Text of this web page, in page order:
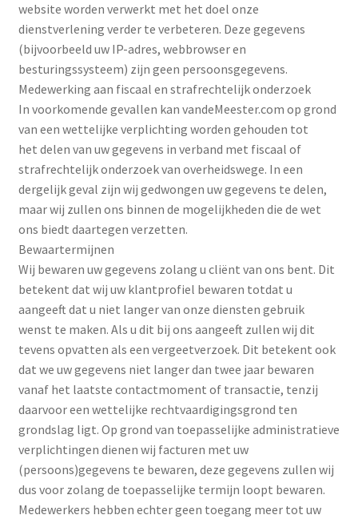
website worden verwerkt met het doel onze
dienstverlening verder te verbeteren. Deze gegevens
(bijvoorbeeld uw IP-adres, webbrowser en
besturingssysteem) zijn geen persoonsgegevens.
Medewerking aan fiscaal en strafrechtelijk onderzoek
In voorkomende gevallen kan vandeMeester.com op grond
van een wettelijke verplichting worden gehouden tot
het delen van uw gegevens in verband met fiscaal of
strafrechtelijk onderzoek van overheidswege. In een
dergelijk geval zijn wij gedwongen uw gegevens te delen,
maar wij zullen ons binnen de mogelijkheden die de wet
ons biedt daartegen verzetten.
Bewaartermijnen
Wij bewaren uw gegevens zolang u cliënt van ons bent. Dit
betekent dat wij uw klantprofiel bewaren totdat u
aangeeft dat u niet langer van onze diensten gebruik
wenst te maken. Als u dit bij ons aangeeft zullen wij dit
tevens opvatten als een vergeetverzoek. Dit betekent ook
dat we uw gegevens niet langer dan twee jaar bewaren
vanaf het laatste contactmoment of transactie, tenzij
daarvoor een wettelijke rechtvaardigingsgrond ten
grondslag ligt. Op grond van toepasselijke administratieve
verplichtingen dienen wij facturen met uw
(persoons)gegevens te bewaren, deze gegevens zullen wij
dus voor zolang de toepasselijke termijn loopt bewaren.
Medewerkers hebben echter geen toegang meer tot uw